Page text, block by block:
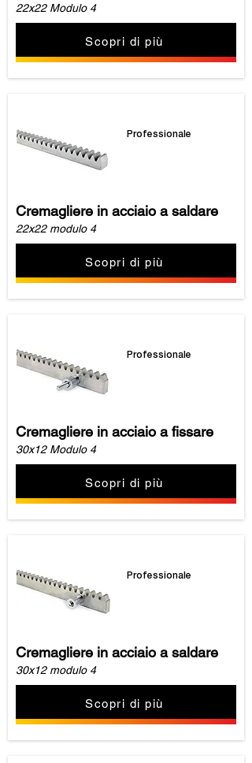
22x22 Modulo 4
Scopri di più
Professionale
Cremagliere in acciaio a saldare
22x22 modulo 4
Scopri di più
Professionale
Cremagliere in acciaio a fissare
30x12 Modulo 4
Scopri di più
Professionale
Cremagliere in acciaio a saldare
30x12 modulo 4
Scopri di più